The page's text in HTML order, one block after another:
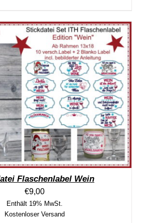
Flaschenlabel Wein
€9,00
Enthält 19% MwSt.
Kostenloser Versand